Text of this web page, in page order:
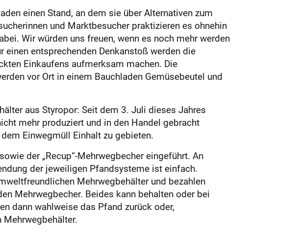
einen Stand, an dem sie über Alternativen zum
und Marktbesucher praktizieren es ohnehin
Wir würden uns freuen, wenn es noch mehr werden
einen entsprechenden Denkanstoß werden die
Einkaufens aufmerksam machen. Die
vor Ort in einem Bauchladen Gemüsebeutel und
aus Styropor: Seit dem 3. Juli dieses Jahres
mehr produziert und in den Handel gebracht
Einwegmüll Einhalt zu gebieten.
der „Recup“-Mehrwegbecher eingeführt. An
der jeweiligen Pfandsysteme ist einfach.
Mehrwegbehälter und bezahlen
Mehrwegbecher. Beides kann behalten oder bei
dann wahlweise das Pfand zurück oder,